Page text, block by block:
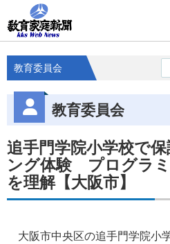
教育委員会
教育委員会
追手門学院小学校で
ング体験 プログラ
を理解【大阪市】
大阪市中央区の追手門学院小